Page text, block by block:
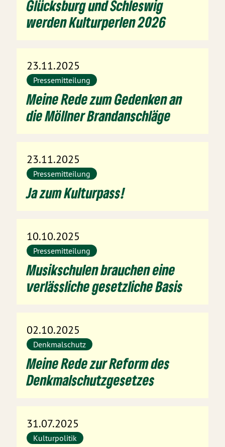
Glücksburg und Schleswig
werden Kulturperlen 2026
23.11.2025
Pressemitteilung
Meine Rede zum Gedenken an
die Möllner Brandanschläge
23.11.2025
Pressemitteilung
Ja zum Kulturpass!
10.10.2025
Pressemitteilung
Musikschulen brauchen eine
verlässliche gesetzliche Basis
02.10.2025
Denkmalschutz
Meine Rede zur Reform des
Denkmalschutzgesetzes
31.07.2025
Kulturpolitik